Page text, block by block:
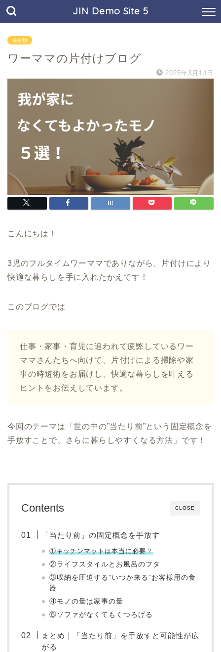
JIN Demo Site 5
未分類
ワーママの片付けブログ
2025年3月14日
こんにちは！
3児のフルタイムワーママでありながら、片付けにより
快適な暮らしを手に入れたかえです！
このブログでは
仕事・家事・育児に追われて疲弊しているワー
ママさんたちへ向けて、片付けによる掃除や家
事の時短術をお届けし、快適な暮らしを叶える
ヒントをお伝えしています。
今回のテーマは「世の中の”当たり前”という固定概念を
手放すことで、さらに暮らしやすくなる方法」です！
CLOSE
Contents
「当たり前」の固定概念を手放す
①キッチンマットは本当に必要？
②ライフスタイルとお風呂のフタ
③収納を圧迫する”いつか来る”お客様用の食
器
④モノの量は家事の量
⑤ソファがなくてもくつろげる
まとめ｜「当たり前」を手放すと可能性が広
がる